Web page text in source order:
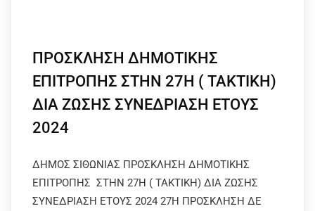
ΠΡΟΣΚΛΗΣΗ ΔΗΜΟΤΙΚΗΣ
ΕΠΙΤΡΟΠΗΣ ΣΤΗΝ 27Η ( ΤΑΚΤΙΚΗ)
ΔΙΑ ΖΩΣΗΣ ΣΥΝΕΔΡΙΑΣΗ ΕΤΟΥΣ
2024
ΔΗΜΟΣ ΣΙΘΩΝΙΑΣ ΠΡΟΣΚΛΗΣΗ ΔΗΜΟΤΙΚΗΣ
ΕΠΙΤΡΟΠΗΣ ΣΤΗΝ 27Η ( ΤΑΚΤΙΚΗ) ΔΙΑ ΖΩΣΗΣ
ΣΥΝΕΔΡΙΑΣΗ ΕΤΟΥΣ 2024 27Η ΠΡΟΣΚΛΗΣΗ ΔΕ